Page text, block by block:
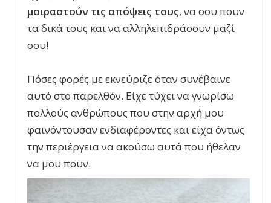
μοιραστούν τις απόψεις τους, να σου πουν
τα δικά τους και να αλληλεπιδράσουν μαζί
σου!
Πόσες φορές με εκνεύριζε όταν συνέβαινε
αυτό στο παρελθόν. Είχε τύχει να γνωρίσω
πολλούς ανθρώπους που στην αρχή μου
φαινόντουσαν ενδιαφέροντες και είχα όντως
την περιέργεια να ακούσω αυτά που ήθελαν
να μου πουν.